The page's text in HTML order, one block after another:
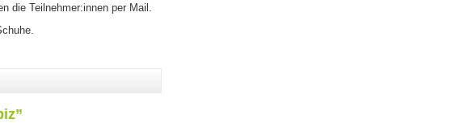
die Teilnehmer:innen per Mail.